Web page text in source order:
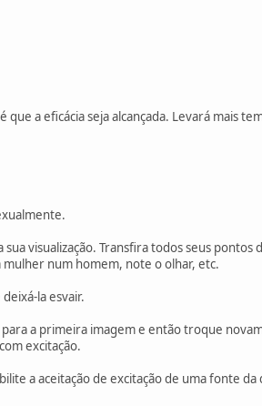
a eficácia seja alcançada. Levará mais
visualização. Transfira todos seus pontos
num homem, note o olhar, etc.
la esvair.
a primeira imagem e então troque
excitação.
a aceitação de excitação de uma fonte